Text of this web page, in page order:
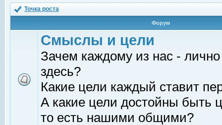
Точка роста
Форум
Смыслы и цели
Зачем каждому из нас -
здесь?
Какие цели каждый ставит
А какие цели достойны быть
то есть нашими общими?